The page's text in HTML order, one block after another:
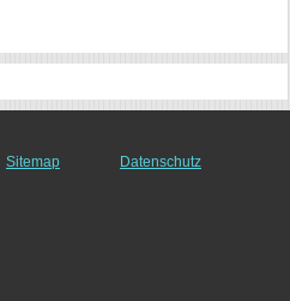
Sitemap Datenschutz